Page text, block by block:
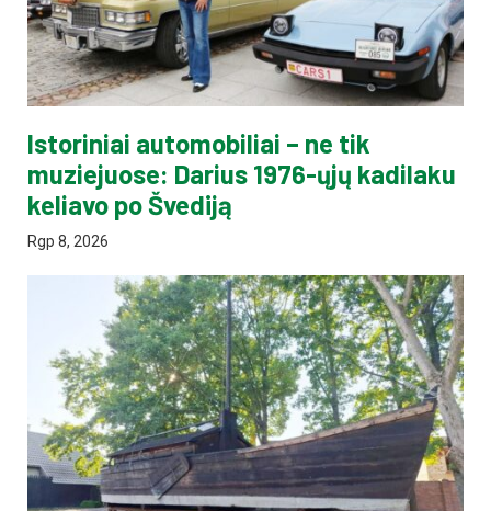
Istoriniai automobiliai – ne tik
muziejuose: Darius 1976-ųjų kadilaku
keliavo po Švediją
Rgp 8, 2026